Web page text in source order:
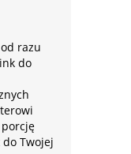
razu
do
porcję
Twojej